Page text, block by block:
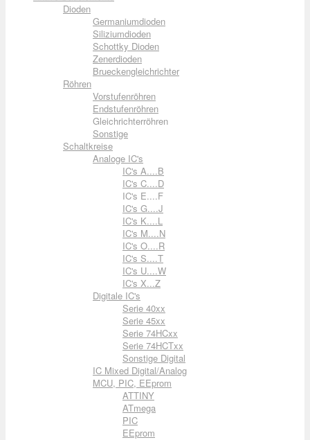
Dioden
Germaniumdioden
Siliziumdioden
Schottky Dioden
Zenerdioden
Brueckengleichrichter
Röhren
Vorstufenröhren
Endstufenröhren
Gleichrichterröhren
Sonstige
Schaltkreise
Analoge IC's
IC's A....B
IC's C....D
IC's E....F
IC's G....J
IC's K....L
IC's M....N
IC's O....R
IC's S....T
IC's U....W
IC's X...Z
Digitale IC's
Serie 40xx
Serie 45xx
Serie 74HCxx
Serie 74HCTxx
Sonstige Digital
IC Mixed Digital/Analog
MCU, PIC, EEprom
ATTINY
ATmega
PIC
EEprom